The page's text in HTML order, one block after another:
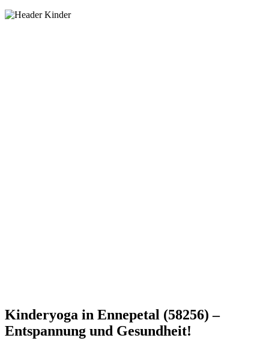
Kinderyoga in Ennepetal (58256) –
Entspannung und Gesundheit!